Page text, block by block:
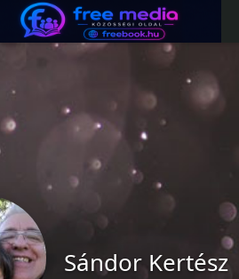
Sándor Kertész